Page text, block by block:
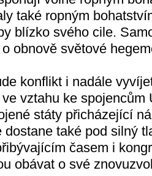
také ropným
blízko svého cile.
obnově světové
konflikt i nadále
vztahu ke spojencům
státy přicházející
dostane také pod silný
časem i
obávat o své